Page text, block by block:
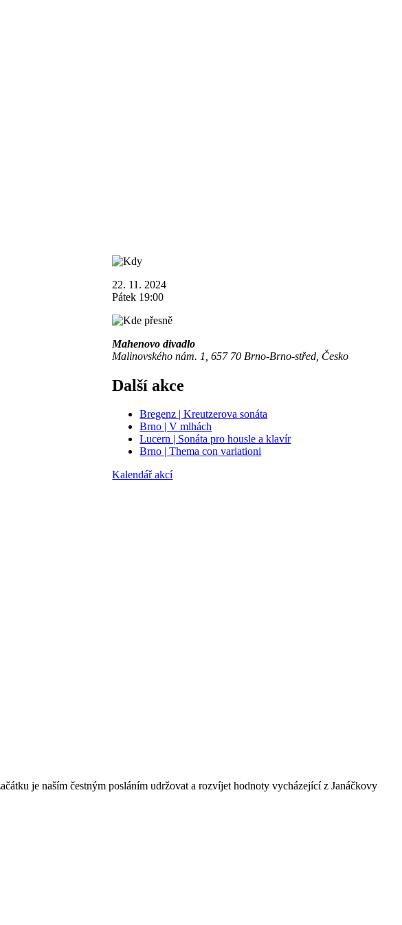
22. 11. 2024
Pátek 19:00
Mahenovo divadlo
Malinovského nám. 1, 657 70 Brno-Brno-střed, Česko
Další akce
Bregenz | Kreutzerova sonáta
Brno | V mlhách
Lucern | Sonáta pro housle a klavír
Brno | Thema con variationi
Kalendář akcí
je naším čestným posláním udržovat a rozvíjet hodnoty vycházející z Janáčkovy